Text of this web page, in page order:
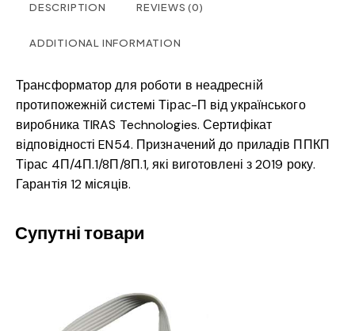
DESCRIPTION REVIEWS (0)
ADDITIONAL INFORMATION
Трансформатор для роботи в неадресній
протипожежній системі Тірас-П від українського
виробника TIRAS Technologies. Сертифікат
відповідності EN54. Призначений до приладів ППКП
Тірас 4П/4П.1/8П/8П.1, які виготовлені з 2019 року.
Гарантія 12 місяців.
Супутні товари